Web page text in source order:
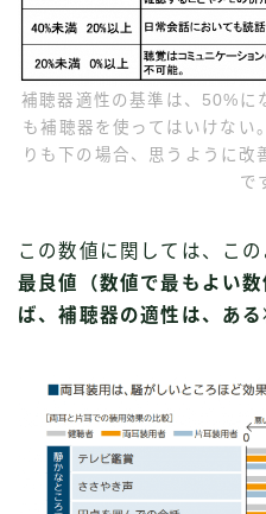
補聴器適性の基準は、50%に
も補聴器を使ってはいけない
りも下の場合、思うように改
で
この数値に関しては、この
最良値（数値で最もよい
ば、補聴器の適性は、ある